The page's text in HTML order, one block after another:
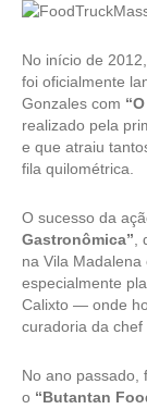
No início de
foi oficialmente
Gonzales com
realizado pela
e que atraiu
fila quilométrica.
O sucesso da
Gastronômica”
na Vila
especialmente
Calixto — onde
curadoria da chef
No ano passado,
o “Butantan